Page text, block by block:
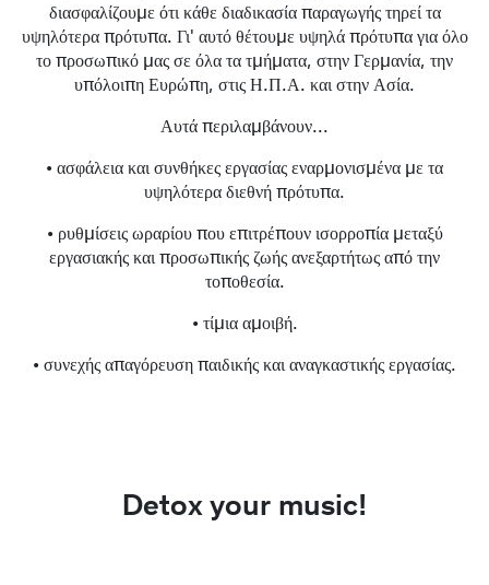
διασφαλίζουμε ότι κάθε διαδικασία παραγωγής τηρεί τα
υψηλότερα πρότυπα. Γι' αυτό θέτουμε υψηλά πρότυπα για όλο
το προσωπικό μας σε όλα τα τμήματα, στην Γερμανία, την
υπόλοιπη Ευρώπη, στις Η.Π.Α. και στην Ασία.
Αυτά περιλαμβάνουν...
• ασφάλεια και συνθήκες εργασίας εναρμονισμένα με τα
υψηλότερα διεθνή πρότυπα.
• ρυθμίσεις ωραρίου που επιτρέπουν ισορροπία μεταξύ
εργασιακής και προσωπικής ζωής ανεξαρτήτως από την
τοποθεσία.
• τίμια αμοιβή.
• συνεχής απαγόρευση παιδικής και αναγκαστικής εργασίας.
Detox your music!